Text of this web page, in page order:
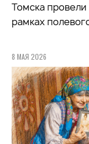
Томска
рамках
8 МАЯ 2026